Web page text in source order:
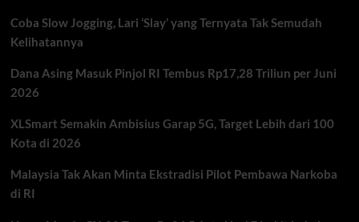
Sejak
Coba Slow Jogging, Lari ‘Slay’ yang Ternyata Tak Semudah
Kelihatannya
Dana Asing Masuk Pinjol RI Tembus Rp17,28 Triliun per Juni
2026
XLSmart Semakin Ambisius Garap 5G, Target Lebih dari 100
Kota di 2026
Malaysia Tak Akan Minta Ekstradisi Pilot Pembawa Narkoba
di RI